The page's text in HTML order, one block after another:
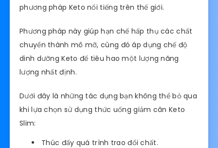
phương pháp Keto nổi tiếng trên thế giới.
Phương pháp này giúp hạn chế hấp thụ các chất
chuyển thành mô mỡ, cùng đó áp dụng chế độ
dinh dưỡng Keto để tiêu hao một lượng năng
lượng nhất định.
Dưới đây là những tác dụng bạn không thể bỏ qua
khi lựa chọn sử dụng thức uống giảm cân Keto
Slim:
Thúc đẩy quá trình trao đổi chất.